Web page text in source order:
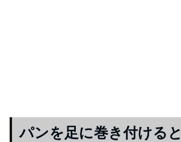
パンを足に巻き付けると